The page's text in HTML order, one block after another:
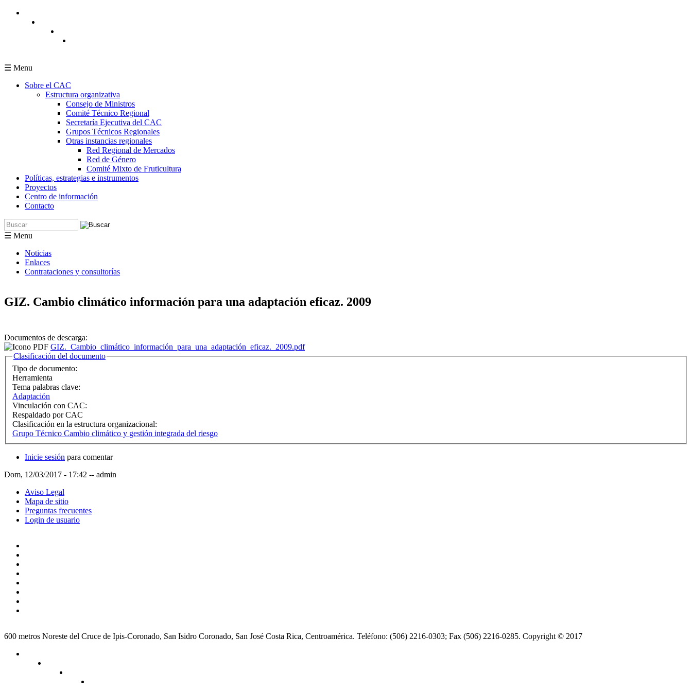
Pasar al contenido principal
☰ Menu
Sobre el CAC
Estructura organizativa
Consejo de Ministros
Comité Técnico Regional
Secretaría Ejecutiva del CAC
Grupos Técnicos Regionales
Otras instancias regionales
Red Regional de Mercados
Red de Género
Comité Mixto de Fruticultura
Políticas, estrategias e instrumentos
Proyectos
Centro de información
Contacto
Formulario de búsqueda
Buscar
☰ Menu
Noticias
Enlaces
Contrataciones y consultorías
GIZ. Cambio climático información para una adaptación eficaz. 2009
Documentos de descarga:
GIZ._Cambio_climático_información_para_una_adaptación_eficaz._2009.pdf
Ocultar
Clasificación del documento
Tipo de documento:
Herramienta
Tema palabras clave:
Adaptación
Vinculación con CAC:
Respaldado por CAC
Clasificación en la estructura organizacional:
Grupo Técnico Cambio climático y gestión integrada del riesgo
Inicie sesión para comentar
Dom, 12/03/2017 - 17:42 -- admin
Aviso Legal
Mapa de sitio
Preguntas frecuentes
Login de usuario
600 metros Noreste del Cruce de Ipis-Coronado, San Isidro Coronado, San José Costa Rica, Centroamérica. Teléfono: (506) 2216-0303; Fax (506) 2216-0285. Copyright © 2017